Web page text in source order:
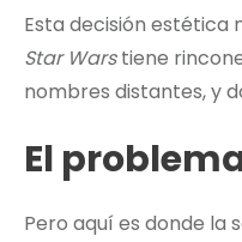
Esta decisión estética
Star Warstiene
nombres distantes, y
El
Pero aquí es donde la